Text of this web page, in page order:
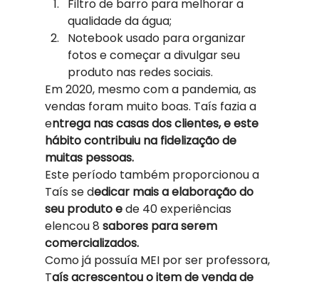
Filtro de barro para melhorar a
qualidade da água;
Notebook usado para organizar
fotos e começar a divulgar seu
produto nas redes sociais.
Em 2020, mesmo com a pandemia, as
vendas foram muito boas. Taís fazia a
entrega nas casas dos clientes, e este
hábito contribuiu na fidelização de
muitas pessoas.
Este período também proporcionou a
Taís se dedicar mais a elaboração do
seu produto e de 40 experiências
elencou 8 sabores para serem
comercializados.
Como já possuía MEI por ser professora,
Taís acrescentou o item de venda de